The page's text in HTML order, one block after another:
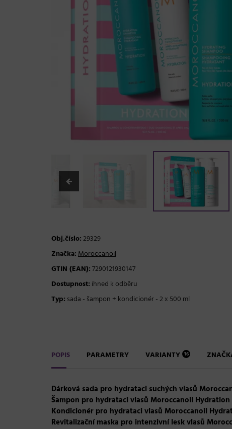
Obj.číslo:29329
Značka:Moroccanoil
GTIN (EAN):7290121930147
Dostupnost: ihned k odběru
Typ: sada - šampon + kondicionér - 2 x 500 ml
POPIS PARAMETRY VARIANTY 16
Dárková sada pro hydrataci suchých vlasů
Šampon pro hydrataci vlasů Moroccanoil Hydration
Kondicionér pro hydrataci vlasů Moroccanoil
Revitalizační maska pro intenzivní lesk vlasů